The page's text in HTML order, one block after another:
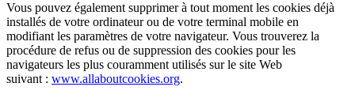
Vous pouvez également supprimer à tout moment les cookies déjà
installés de votre ordinateur ou de votre terminal mobile en
modifiant les paramètres de votre navigateur. Vous trouverez la
procédure de refus ou de suppression des cookies pour les
navigateurs les plus couramment utilisés sur le site Web
suivant : www.allaboutcookies.org.